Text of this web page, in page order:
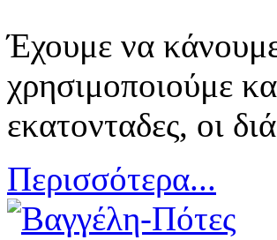
Έχουμε να
χρησιμοποιούμε
εκατονταδες, οι
Περισσότερα...